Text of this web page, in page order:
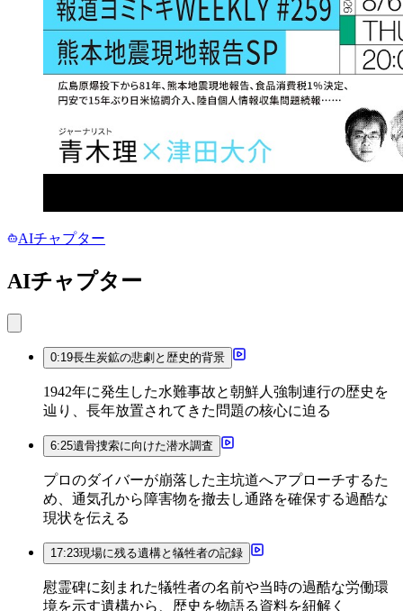
AIチャプター
AIチャプター
0:19長生炭鉱の悲劇と歴史的背景
1942年に発生した水難事故と朝鮮人強制連行の歴史を
辿り、長年放置されてきた問題の核心に迫る
6:25遺骨捜索に向けた潜水調査
プロのダイバーが崩落した主坑道へアプローチするた
め、通気孔から障害物を撤去し通路を確保する過酷な
現状を伝える
17:23現場に残る遺構と犠牲者の記録
慰霊碑に刻まれた犠牲者の名前や当時の過酷な労働環
境を示す遺構から、歴史を物語る資料を紐解く